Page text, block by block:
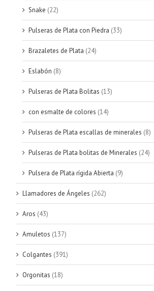
Snake (22)
Pulseras de Plata con Piedra (33)
Brazaletes de Plata (24)
Eslabón (8)
Pulseras de Plata Bolitas (13)
con esmalte de colores (14)
Pulseras de Plata escallas de minerales (8)
Pulseras de Plata bolitas de Minerales (24)
Pulsera de Plata rígida Abierta (9)
Llamadores de Ángeles (262)
Aros (43)
Amuletos (137)
Colgantes (391)
Orgonitas (18)